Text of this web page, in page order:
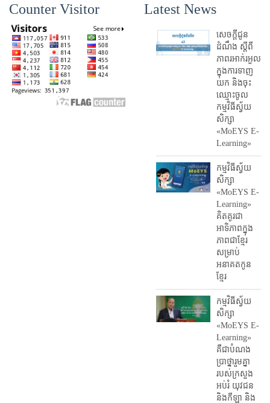
Counter Visitor Latest News
សេចក្តីជូន
ដំណឹង ស្តី​ពី
ភាព​រអាក់រអួល​
ក្នុងការ​ទាញ​
យក និង​ចុះ​
ឈ្មោះ​ចូល​
កម្មវិធី​ស្វ័យ
សិក្សា
«MoEYS E-
Learning»
កម្មវិធីស្វ័យ
សិក្សា
«MoEYS E-
Learning»
គិតគូរជា
អាទិភាពក្នុង
ភាពជាខ្មែរ
សម្រាប់
អនាគតកូន
ខ្មែរ
កម្មវិធីស្វ័យ
សិក្សា
«MoEYS E-
Learning»
គឺជាបំណង
ប្រាថ្នារួមគ្នា
របស់ក្រសួង
អប់រំ​ យុវជន
និងកីឡា និង